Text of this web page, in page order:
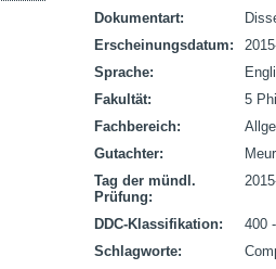
Dokumentart:
Erscheinungsdatum:
Sprache:
Fakultät:
5
Fachbereich:
Gutachter:
Tag der mündl.
Prüfung:
DDC-Klassifikation:
400
Schlagworte: